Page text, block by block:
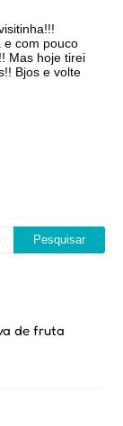
e com pouco
Mas hoje tirei
Bjos e volte
de fruta